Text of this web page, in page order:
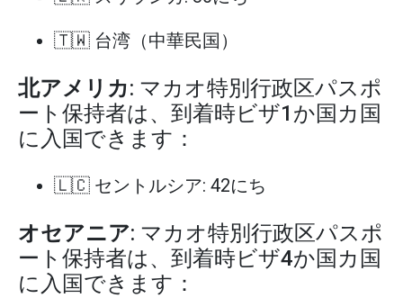
🇹🇼 台湾（中華民国）
北アメリカ: マカオ特別行政区パスポ
ート保持者は、到着時ビザ1か国カ国
に入国できます：
🇱🇨 セントルシア: 42にち
オセアニア: マカオ特別行政区パスポ
ート保持者は、到着時ビザ4か国カ国
に入国できます：